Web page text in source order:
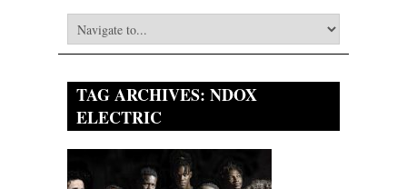
TAG ARCHIVES: NDOX
ELECTRIC